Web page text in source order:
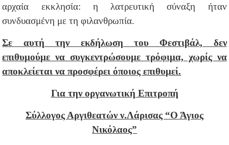
αρχαία εκκλησία: η λατρευτική σύναξη ήταν
συνδυασμένη με τη φιλανθρωπία.
Σε αυτή την εκδήλωση του Φεστιβάλ, δεν
επιθυμούμε να συγκεντρώσουμε τρόφιμα, χωρίς να
αποκλείεται να προσφέρει όποιος επιθυμεί.
Για την οργανωτική Επιτροπή
Σύλλογος Αργιθεατών ν.Λάρισας “Ο Άγιος
Νικόλαος”